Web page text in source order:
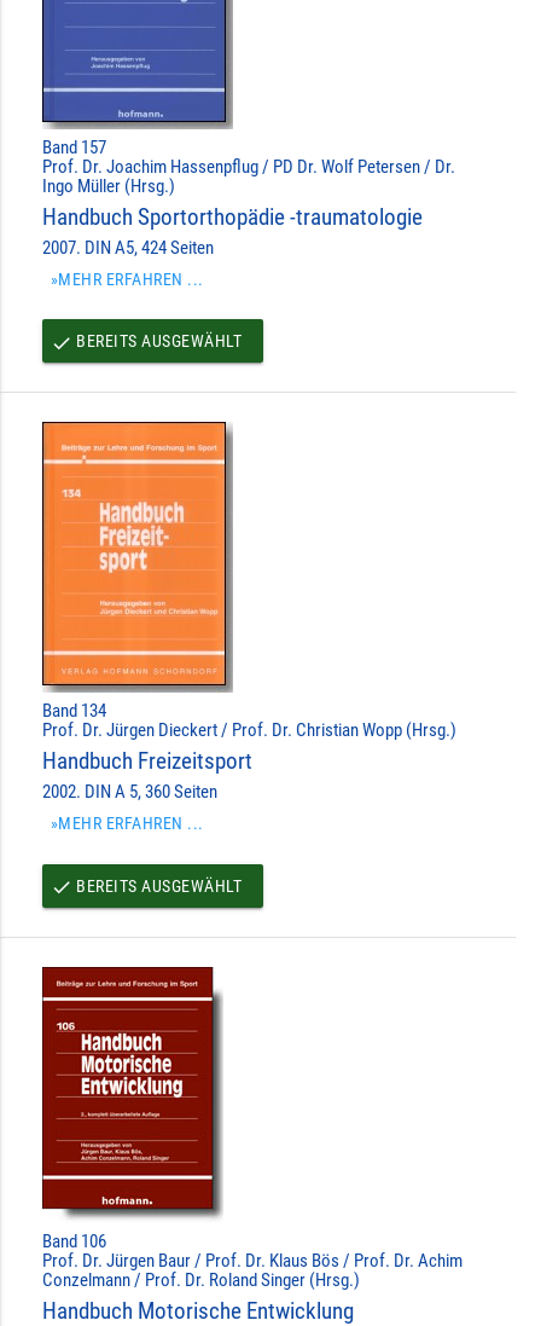
Band 157
Prof. Dr. Joachim Hassenpflug / PD Dr. Wolf Petersen / Dr.
Ingo Müller (Hrsg.)
Handbuch Sportorthopädie -traumatologie
2007. DIN A5, 424 Seiten
»MEHR ERFAHREN ...
done BEREITS AUSGEWÄHLT
Band 134
Prof. Dr. Jürgen Dieckert / Prof. Dr. Christian Wopp (Hrsg.)
Handbuch Freizeitsport
2002. DIN A 5, 360 Seiten
»MEHR ERFAHREN ...
done BEREITS AUSGEWÄHLT
Band 106
Prof. Dr. Jürgen Baur / Prof. Dr. Klaus Bös / Prof. Dr. Achim
Conzelmann / Prof. Dr. Roland Singer (Hrsg.)
Handbuch Motorische Entwicklung